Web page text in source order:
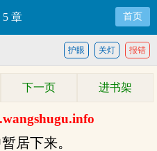
5 章 首页
报错
关灯
护眼
下一页 进书架
居下来。